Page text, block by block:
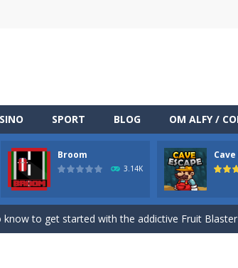
SPORT BLOG OM ALFY /
Broom
3.14K
The goal of the game is to collect all nuggets
vækst som en central del af vores dagligdag er online
to get started with the addictive Fruit